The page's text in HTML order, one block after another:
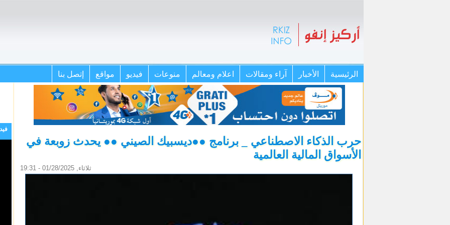
الرئيسية الأخبار آراء ومقالات اعلام ومعالم منوعات فيديو مواقع إتصل بنا
حرب الذكاء الاصطناعي _ برنامج ●●ديسبيك الصيني ●● يحدث زوبعة في
الأسواق المالية العالمية
ثلاثاء, 01/28/2025 - 19:31